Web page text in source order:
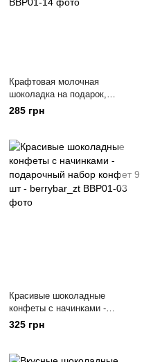
Крафтовая молочная
шоколадка на подарок,
красивый дизайн +
возможность добавить свою
285 грн
Красивые шоколадные
конфеты с начинками -
подарочный набор конфет 9 шт
- berrybar_zt
325 грн